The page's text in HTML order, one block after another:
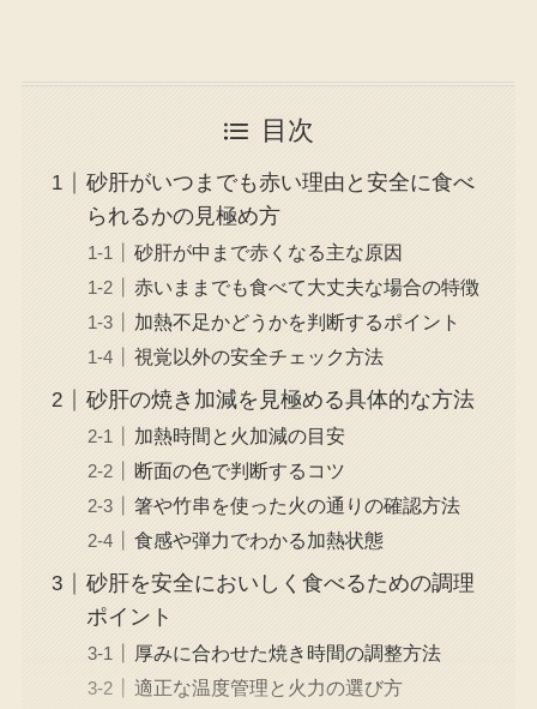
目次
砂肝がいつまでも赤い理由と安全に食べ
られるかの見極め方
砂肝が中まで赤くなる主な原因
赤いままでも食べて大丈夫な場合の特徴
加熱不足かどうかを判断するポイント
視覚以外の安全チェック方法
砂肝の焼き加減を見極める具体的な方法
加熱時間と火加減の目安
断面の色で判断するコツ
箸や竹串を使った火の通りの確認方法
食感や弾力でわかる加熱状態
砂肝を安全においしく食べるための調理
ポイント
厚みに合わせた焼き時間の調整方法
適正な温度管理と火力の選び方